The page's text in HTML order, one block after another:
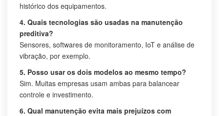
histórico dos equipamentos.
4. Quais tecnologias são usadas na manutenção
preditiva?
Sensores, softwares de monitoramento, IoT e análise de
vibração, por exemplo.
5. Posso usar os dois modelos ao mesmo tempo?
Sim. Muitas empresas usam ambas para balancear
controle e investimento.
6. Qual manutenção evita mais prejuízos com